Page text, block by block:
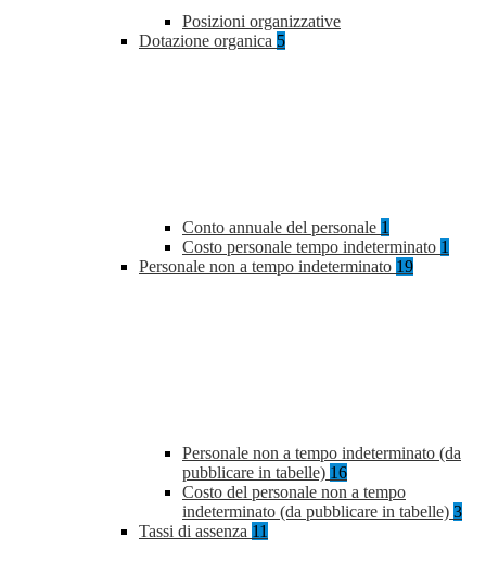
Posizioni organizzative
Dotazione organica 5
Conto annuale del personale 1
Costo personale tempo indeterminato 1
Personale non a tempo indeterminato 19
Personale non a tempo indeterminato (da
pubblicare in tabelle) 16
Costo del personale non a tempo
indeterminato (da pubblicare in tabelle) 3
Tassi di assenza 11